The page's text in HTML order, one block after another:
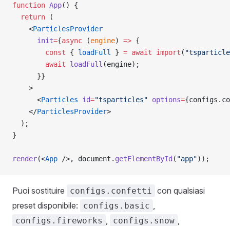
function App() {
  return
(
    <
ParticlesProvider
      init
={async (engine) => {
        const
{ loadFull } = await import (
        await
loadFull (engine);
      }}
    >
      <
Particles id="tsparticles" options=
    </
ParticlesProvider>
  );
}
render(<App />, document. getElementById ( "app"));
Puoi sostituire configs.confetti
con qualsiasi
preset disponibile:
configs.basic
configs.fireworks configs.snow